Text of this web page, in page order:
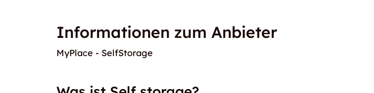
Informationen zum Anbieter
MyPlace - SelfStorage